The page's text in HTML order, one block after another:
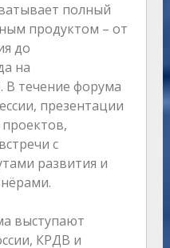
полный
продуктом – от
до
на
течение форума
презентации
с
развития и
выступают
КРДВ и